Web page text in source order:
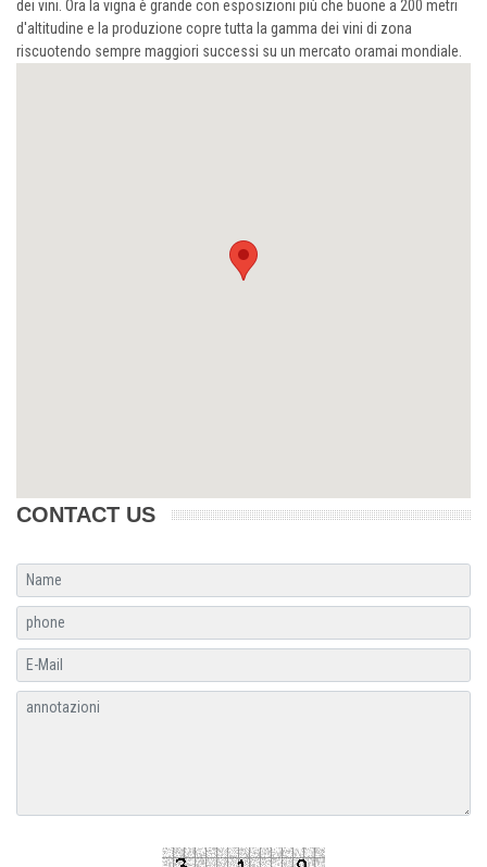
dei vini. Ora la vigna è grande con esposizioni più che buone a 200 metri
d'altitudine e la produzione copre tutta la gamma dei vini di zona
riscuotendo sempre maggiori successi su un mercato oramai mondiale.
CONTACT US